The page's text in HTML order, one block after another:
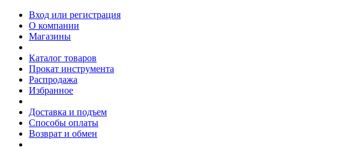
Вход или регистрация
О компании
Магазины
Каталог товаров
Прокат инструмента
Распродажа
Избранное
Доставка и подъем
Способы оплаты
Возврат и обмен